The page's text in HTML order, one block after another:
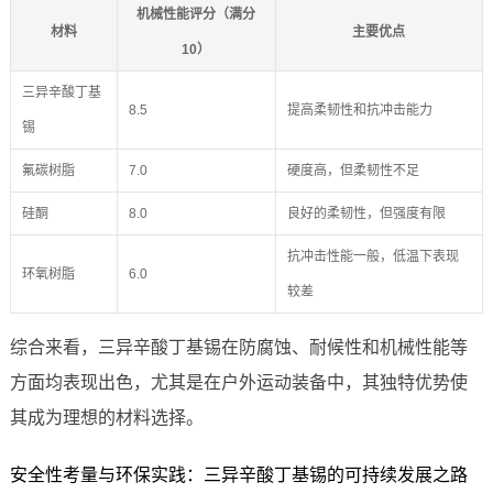
材料
机械性能评分（满分
10）
主要优点
三异辛酸丁基
锡
8.5 提高柔韧性和抗冲击能力
氟碳树脂 7.0 硬度高，但柔韧性不足
硅酮 8.0 良好的柔韧性，但强度有限
环氧树脂 6.0
抗冲击性能一般，低温下表现
较差
综合来看，三异辛酸丁基锡在防腐蚀、耐候性和机械性能等
方面均表现出色，尤其是在户外运动装备中，其独特优势使
其成为理想的材料选择。
安全性考量与环保实践：三异辛酸丁基锡的可持续发展之路